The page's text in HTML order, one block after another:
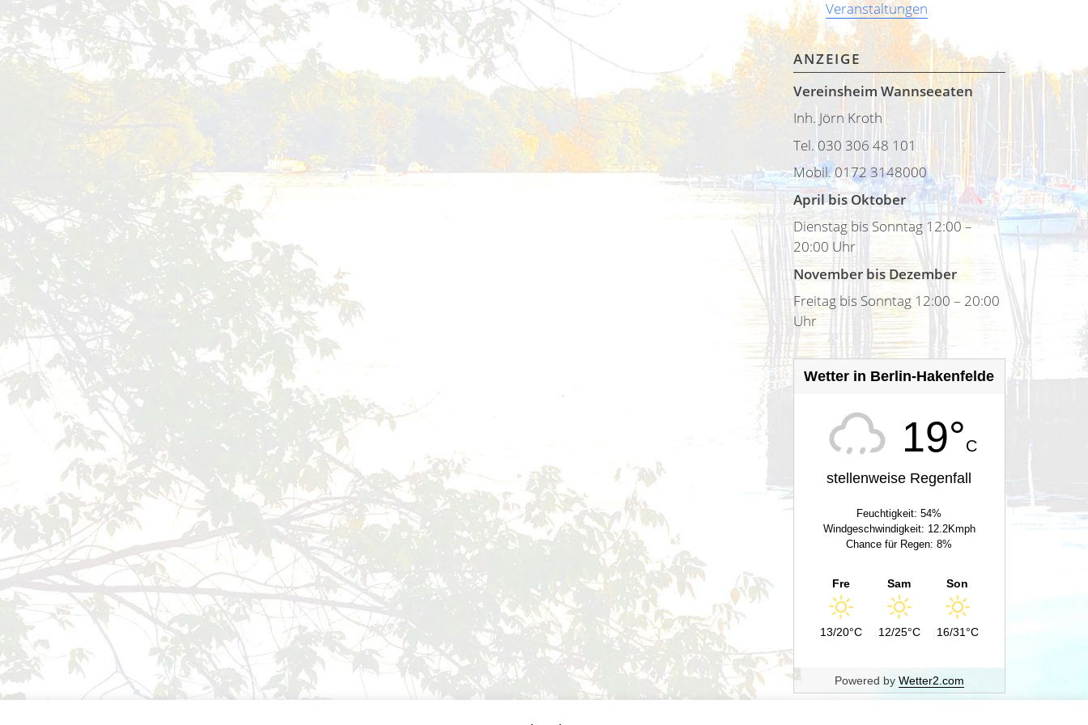
Veranstaltungen
ANZEIGE
Vereinsheim Wannseeaten
Inh. Jörn Kroth
Tel. 030 306 48 101
Mobil. 0172 3148000
April bis Oktober
Dienstag bis Sonntag 12:00 –
20:00 Uhr
November bis Dezember
Freitag bis Sonntag 12:00 – 20:00
Uhr
Wetter in Berlin-Hakenfelde
19°C
stellenweise Regenfall
Feuchtigkeit: 54%
Windgeschwindigkeit: 12.2Kmph
Chance für Regen: 8%
Fre
13/20°C
Sam
12/25°C
Son
16/31°C
Powered by Wetter2.com